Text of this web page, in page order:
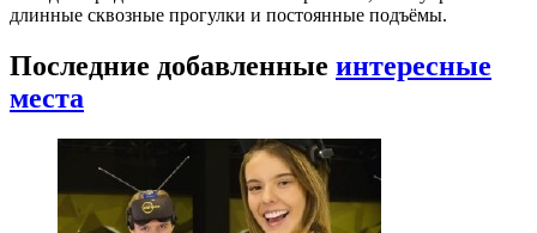
длинные сквозные прогулки и постоянные подъёмы.
Последние добавленные интересные
места